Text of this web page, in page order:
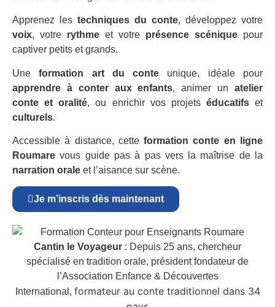
Apprenez les techniques du conte, développez votre
voix, votre rythme et votre présence scénique pour
captiver petits et grands.
Uneformation art du conte unique, idéale pour
apprendre à conter aux enfants, animer unatelier
conte et oralité, ou enrichir vos projets éducatifset
culturels.
Accessible à distance, cetteformation conte en ligne
Roumare vous guide pas à pas vers la maîtrise de la
narration orale et l’aisance sur scène.
Je m’inscris dès maintenant
Cantin le Voyageur : Depuis 25 ans, chercheur
spécialisé en tradition orale, président fondateur de
l’Association Enfance & Découvertes
International, formateur au conte traditionnel dans 34